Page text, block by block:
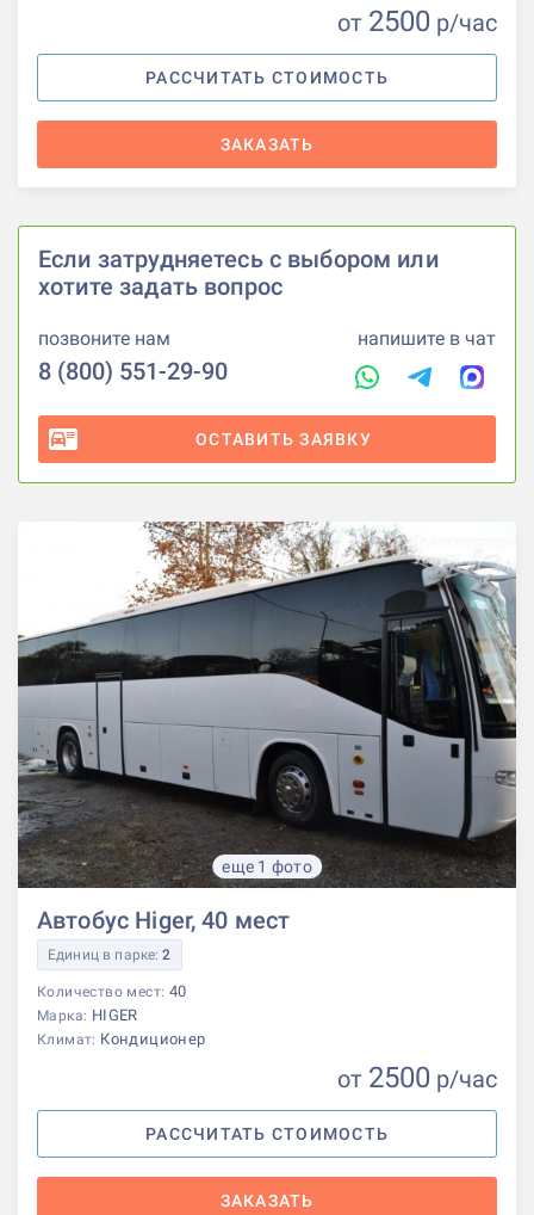
от 2500 р/час
РАССЧИТАТЬ СТОИМОСТЬ
ЗАКАЗАТЬ
еще 1 фото
Автобус Higer, 40 мест
Единиц в парке:2
Количество мест: 40
Марка: HIGER
Климат: Кондиционер
от 2500 р/час
РАССЧИТАТЬ СТОИМОСТЬ
ЗАКАЗАТЬ
Если затрудняетесь с выбором или
хотите задать вопрос
позвоните нам
8 (800) 551-29-90
напишите в чат
ОСТАВИТЬ ЗАЯВКУ